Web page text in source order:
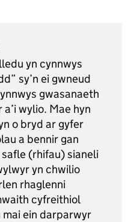
yn cynnwys
sy’n ei gwneud
gwasanaeth
wylio. Mae hyn
o bryd ar gyfer
a bennir gan
(rhifau) sianeli
yn chwilio
rhaglenni
cyfreithiol
ein darparwyr